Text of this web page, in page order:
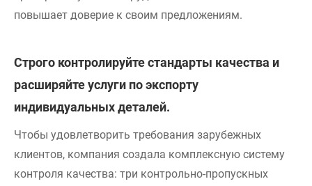
повышает доверие к своим предложениям.
Строго контролируйте стандарты качества и
расширяйте услуги по экспорту
индивидуальных деталей.
Чтобы удовлетворить требования зарубежных
клиентов, компания создала комплексную систему
контроля качества: три контрольно-пропускных